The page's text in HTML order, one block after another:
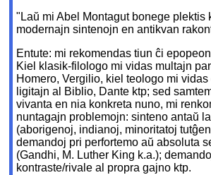
"Laŭ mi Abel Montagut bonege plektis
modernajn sintenojn en antikvan
Entute: mi rekomendas tiun ĉi
Kiel klasik-filologo mi vidas multajn
Homero, Vergilio, kiel teologo mi
ligitajn al Biblio, Dante ktp; sed
vivanta en nia konkreta nuno, mi
nuntagajn problemojn: sinteno antaŭ
(aborigenoj, indianoj, minoritatoj
demandoj pri perfortemo aŭ absoluta
(Gandhi, M. Luther King k.a.);
kontraste/rivale al propra gajno ktp.